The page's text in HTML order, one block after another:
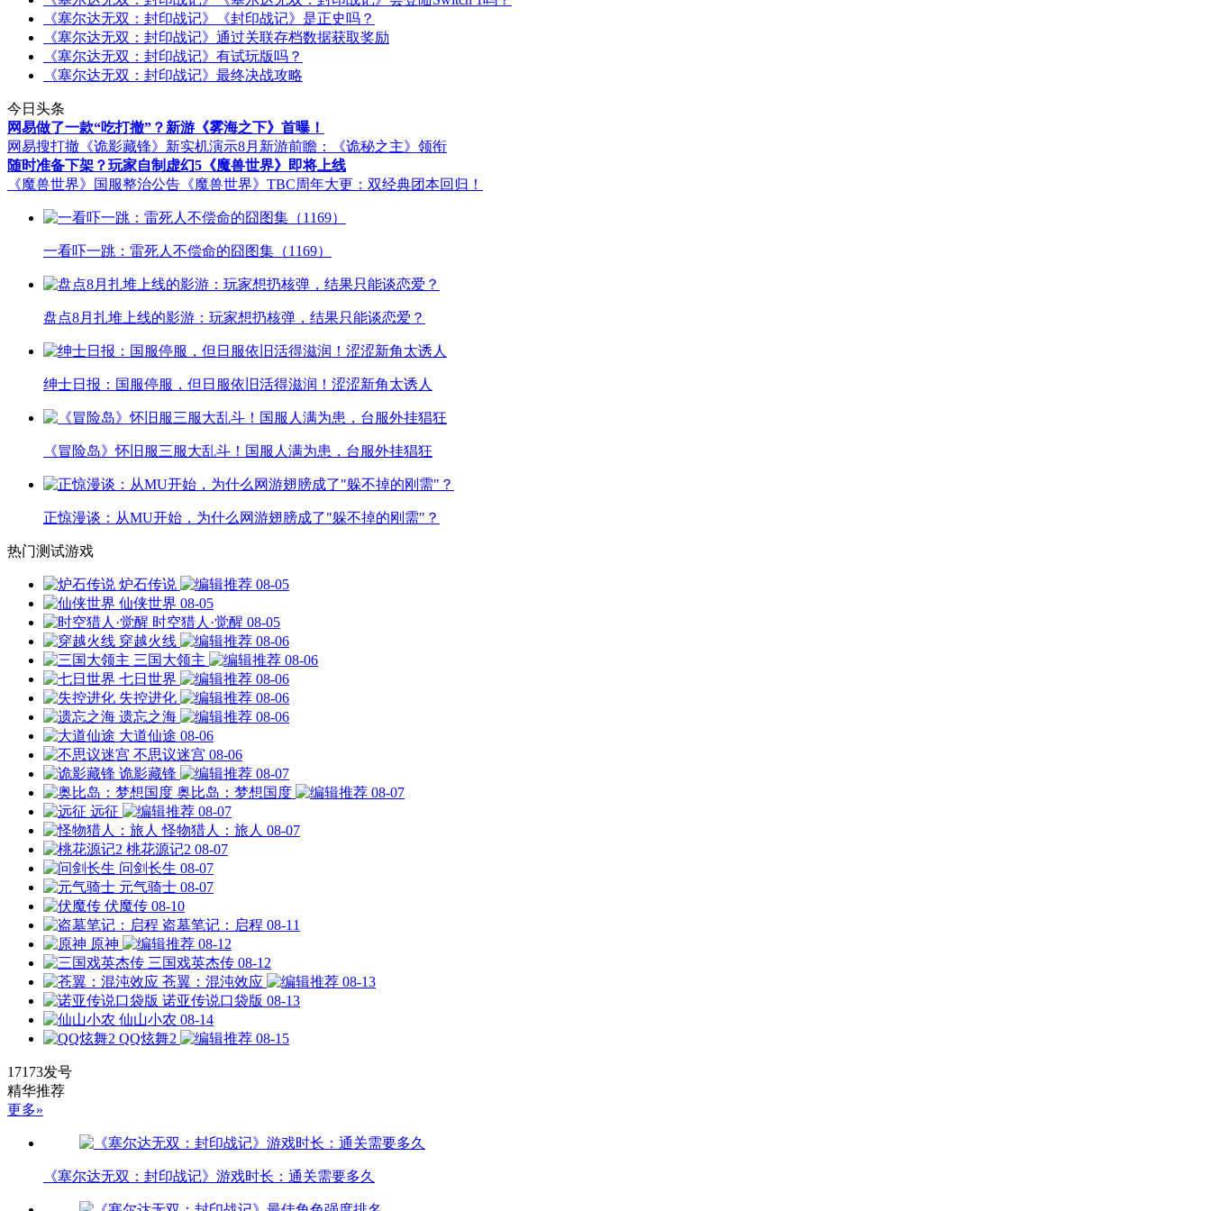
《塞尔达无双：封印战记》《封印战记》是正史吗？
《塞尔达无双：封印战记》通过关联存档数据获取奖励
《塞尔达无双：封印战记》有试玩版吗？
《塞尔达无双：封印战记》最终决战攻略
今日头条
网易做了一款“吃打撤”？新游《雾海之下》首曝！
网易搜打撤《诡影藏锋》新实机演示8月新游前瞻：《诡秘之主》领衔
随时准备下架？玩家自制虚幻5《魔兽世界》即将上线
《魔兽世界》国服整治公告 《魔兽世界》TBC周年大更：双经典团本回归！
一看吓一跳：雷死人不偿命的囧图集（1169）
盘点8月扎堆上线的影游：玩家想扔核弹，结果只能谈恋爱？
绅士日报：国服停服，但日服依旧活得滋润！涩涩新角太诱人
《冒险岛》怀旧服三服大乱斗！国服人满为患，台服外挂猖狂
正惊漫谈：从MU开始，为什么网游翅膀成了"躲不掉的刚需"？
热门测试游戏
炉石传说
08-05
仙侠世界 08-05
时空猎人·觉醒 08-05
穿越火线
08-06
三国大领主
08-06
七日世界
08-06
失控进化
08-06
遗忘之海
08-06
大道仙途 08-06
不思议迷宫 08-06
诡影藏锋
08-07
奥比岛：梦想国度
08-07
远征
08-07
怪物猎人：旅人 08-07
桃花源记2 08-07
问剑长生 08-07
元气骑士 08-07
伏魔传 08-10
盗墓笔记：启程 08-11
原神
08-12
三国戏英杰传 08-12
苍翼：混沌效应
08-13
诺亚传说口袋版 08-13
仙山小农 08-14
QQ炫舞2
08-15
17173发号
精华推荐
更多»
《塞尔达无双：封印战记》游戏时长：通关需要多久